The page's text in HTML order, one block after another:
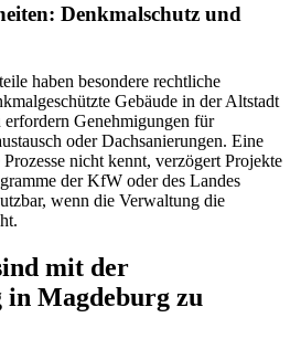
Denkmalschutz und
haben besondere rechtliche
Gebäude in der Altstadt
Genehmigungen für
oder Dachsanierungen. Eine
nicht kennt, verzögert Projekte
der KfW oder des Landes
wenn die Verwaltung die
mit der
Magdeburg zu